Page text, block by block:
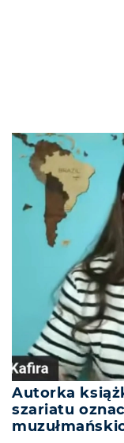
Autorka
szariatu